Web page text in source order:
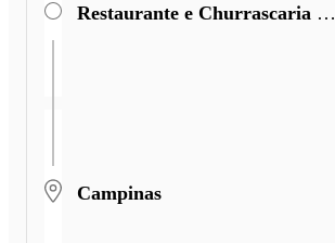
Restaurante e Churrascaria São Cristóvão
Campinas